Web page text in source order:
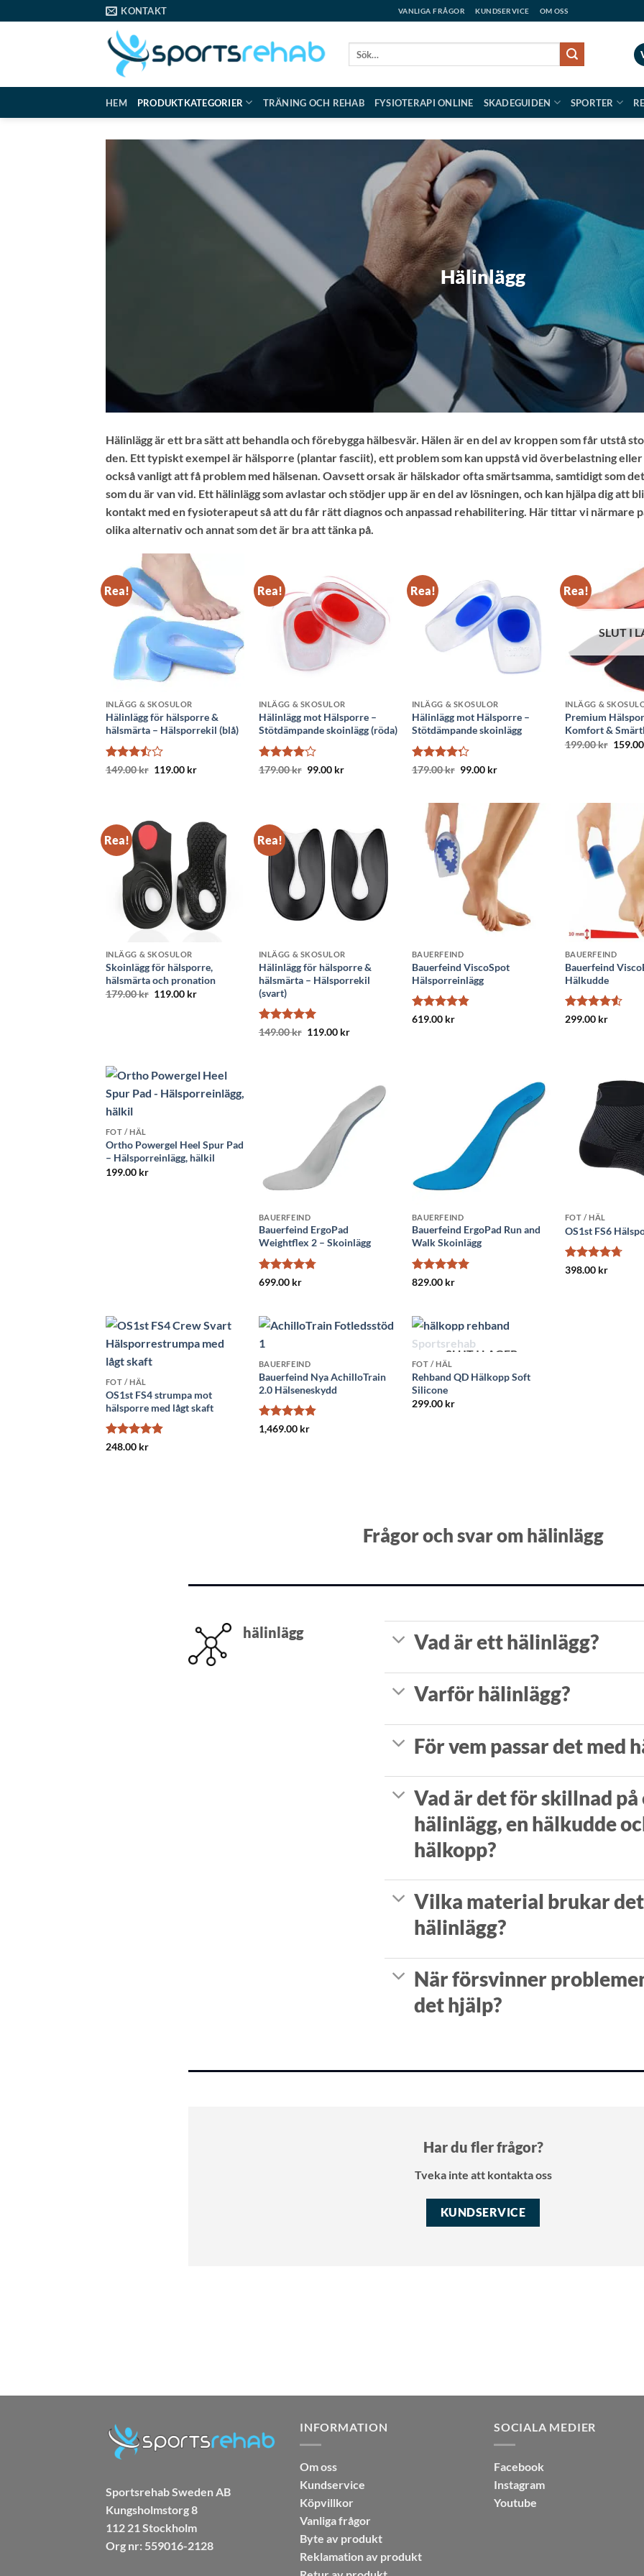
to
KONTAKT VANLIGA FRÅGOR KUNDSERVICE OM OSS
HEM PRODUKTKATEGORIER TRÄNING OCH REHAB FYSIOTERAPI ONLINE SKADEGUIDEN SPORTER
Hälinlägg
Hälinlägg är ett bra sätt att behandla och förebygga hälbesvär. Hälen är en del av kroppen som får utstå
den. Ett typiskt exempel är hälsporre (plantar fasciit), ett problem som kan uppstå vid överbelastning
också vanligt att få problem med hälsenan. Oavsett orsak är hälskador ofta smärtsamma, samtidigt som
som du är van vid. Ett hälinlägg som avlastar och stödjer upp är en del av lösningen, och kan hjälpa dig att
kontakt med en fysioterapeut så att du får rätt diagnos och anpassad rehabilitering. Här tittar vi närmare
olika alternativ och annat som det är bra att tänka på.
Rea!
INLÄGG & SKOSULOR
Hälinlägg för hälsporre &
hälsmärta – Hälsporrekil (blå)
Betygsatt
149.00kr Det
119.00 krDet
Rea!
INLÄGG & SKOSULOR
Hälinlägg mot Hälsporre –
Stötdämpande skoinlägg (röda)
Betygsatt
179.00kr Det
99.00 krDet
Rea!
INLÄGG & SKOSULOR
Hälinlägg mot Hälsporre –
Stötdämpande skoinlägg
Betygsatt
179.00kr Det
179.00 kr.
99.00 krDet
99.00 kr.
Rea!
SLUT I
INLÄGG &
Premium
Komfort &
199.00kr Det
159.00
Rea!
INLÄGG & SKOSULOR
Skoinlägg för hälsporre,
hälsmärta och pronation
179.00kr Det
119.00 krDet
Rea!
INLÄGG & SKOSULOR
Hälinlägg för hälsporre &
hälsmärta – Hälsporrekil
(svart)
Betygsatt 5
149.00kr Det
119.00 krDet
BAUERFEIND
Bauerfeind ViscoSpot
Hälsporreinlägg
Betygsatt
619.00 kr
BAUERFEIND
Bauerfeind
Hälkudde
Betygsatt
299.00 kr
FOT / HÄL
Ortho Powergel Heel Spur Pad
– Hälsporreinlägg, hälkil
199.00 kr
BAUERFEIND
Bauerfeind ErgoPad
Weightflex 2 – Skoinlägg
Betygsatt
699.00 kr
BAUERFEIND
Bauerfeind ErgoPad Run and
Walk Skoinlägg
Betygsatt
829.00 kr
FOT / HÄL
OS1st FS6
Betygsatt
398.00 kr
FOT / HÄL
OS1st FS4 strumpa mot
hälsporre med lågt skaft
Betygsatt
248.00 kr
BAUERFEIND
Bauerfeind Nya AchilloTrain
2.0 Hälseneskydd
Betygsatt
1,469.00 kr
SLUT I LAGER
FOT / HÄL
Rehband QD Hälkopp Soft
Silicone
299.00 kr
Frågor och svar om hälinlägg
hälinlägg Vad är ett hälinlägg?
Varför hälinlägg?
För vem passar det med
Vad är det för skillnad
hälinlägg, en hälkudde
hälkopp?
Vilka material brukar
hälinlägg?
När försvinner
det hjälp?
Har du fler frågor?
Tveka inte att kontakta oss
KUNDSERVICE
Sportsrehab Sweden AB
Kungsholmstorg 8
112 21 Stockholm
Org nr: 559016-2128
INFORMATION
Om oss
Kundservice
Köpvillkor
Vanliga frågor
Byte av produkt
Reklamation av produkt
SOCIALA MEDIER
Facebook
Instagram
Youtube